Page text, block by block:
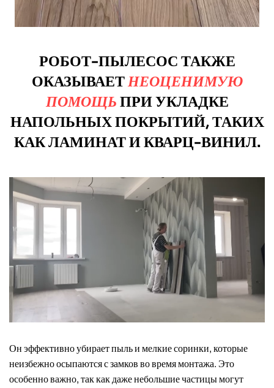
РОБОТ-ПЫЛЕСОС ТАКЖЕ
ОКАЗЫВАЕТНЕОЦЕНИМУЮ
ПОМОЩЬ ПРИ УКЛАДКЕ
НАПОЛЬНЫХ ПОКРЫТИЙ, ТАКИХ
КАК ЛАМИНАТ И КВАРЦ-ВИНИЛ.
Он эффективно убирает пыль и мелкие соринки, которые
неизбежно осыпаются с замков во время монтажа. Это
особенно важно, так как даже небольшие частицы могут